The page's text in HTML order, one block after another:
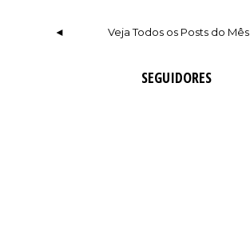
◄ Veja Todos os Posts do Mês
SEGUIDORES